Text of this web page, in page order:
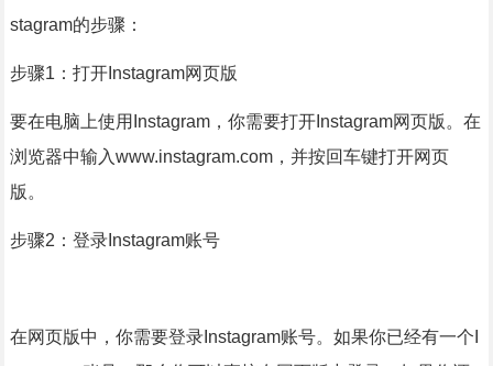
stagram的步骤：
步骤1：打开Instagram网页版
要在电脑上使用Instagram，你需要打开Instagram网页版。在
浏览器中输入www.instagram.com，并按回车键打开网页
版。
步骤2：登录Instagram账号
在网页版中，你需要登录Instagram账号。如果你已经有一个I